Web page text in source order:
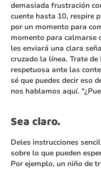
demasiada frustración
cuente hasta 10, respire
por un momento para
momento para calmarse
les enviará una clara
cruzado la línea. Trate
respetuosa ante las
sé que puedes decir eso
nos hablamos aquí.
Sea claro.
Deles instrucciones
sobre lo que pueden
Por ejemplo, un niño de